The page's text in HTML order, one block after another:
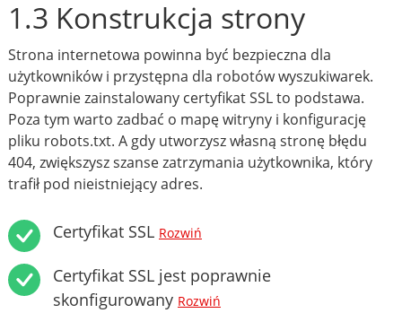
1.3 Konstrukcja strony
Strona internetowa powinna być bezpieczna dla
użytkowników i przystępna dla robotów wyszukiwarek.
Poprawnie zainstalowany certyfikat SSL to podstawa.
Poza tym warto zadbać o mapę witryny i konfigurację
pliku robots.txt. A gdy utworzysz własną stronę błędu
404, zwiększysz szanse zatrzymania użytkownika, który
trafił pod nieistniejący adres.
Certyfikat SSL Rozwiń
Certyfikat SSL jest poprawnie
skonfigurowany Rozwiń